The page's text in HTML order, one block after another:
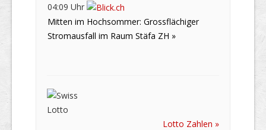
04:09 Uhr
Mitten im Hochsommer: Grossflächiger
Stromausfall im Raum Stäfa ZH »
Lotto Zahlen »